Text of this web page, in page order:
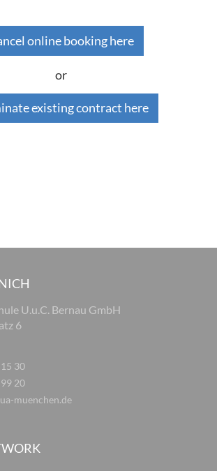
online booking here
or
existing contract here
U.u.C. Bernau GmbH
6
30
20
muenchen.de